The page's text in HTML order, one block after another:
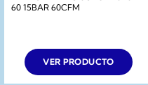
60 15BAR 60CFM
VER PRODUCTO